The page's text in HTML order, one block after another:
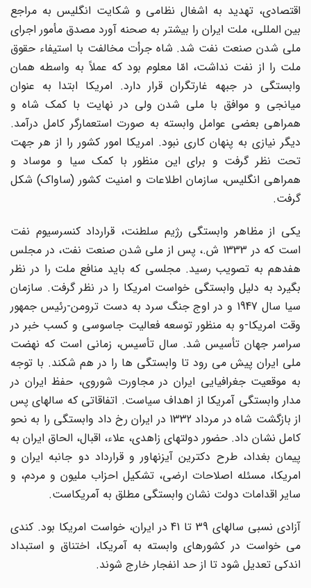
اقتصادی، تهدید به اشغال نظامی و شکایت انگلیس به مراجع
بین المللی، ملت ایران را بیشتر به صحنه آورد مصدق مأمور اجرای
ملی شدن صنعت نفت شد. شاه جرأت مخالفت با استیفاء حقوق
ملت را از نفت نداشت، امّا معلوم بود که عملاً به واسطه همان
وابستگی در جبهه غارتگران قرار دارد. امریکا ابتدا به عنوان
میانجی و موافق با ملی شدن ولی در نهایت با کمک شاه و
همراهی بعضی عوامل وابسته به صورت استعمارگر کامل درآمد.
دیگر نیازی به پنهان کاری نبود. امریکا امور کشور را از هر جهت
تحت نظر گرفت و برای این منظور با کمک سیا و موساد و
همراهی انگلیس، سازمان اطلاعات و امنیت کشور (ساواک) شکل
گرفت.
یکی از مظاهر وابستگی رژیم سلطنت، قرارداد کنسرسیوم نفت
است که در 1333 ش.، پس از ملی شدن صنعت نفت، در مجلس
هفدهم به تصویب رسید. مجلسی که باید منافع ملت را در نظر
بگیرد به دلیل وابستگی خواست امریکا را در نظر گرفت. سازمان
سیا سال 1947 و در اوج جنگ سرد به دست ترومن-رئیس جمهور
وقت امریکا-و به منظور توسعه فعالیت جاسوسی و کسب خبر در
سراسر جهان تأسیس شد. سال تأسیس، زمانی است که نهضت
ملی ایران پیش می رود تا وابستگی ها را در هم شکند. با توجه
به موقعیت جغرافیایی ایران در مجاورت شوروی، حفظ ایران در
مدار وابستگی آمریکا از اهداف سیاست. اتفاقاتی که سالهای پس
از بازگشت شاه در مرداد 1332 در ایران رخ داد وابستگی را به نحو
کامل نشان داد. حضور دولتهای زاهدی، علاء، اقبال، الحاق ایران به
پیمان بغداد، طرح دکترین آیزنهاور و قرارداد دو جانبه ایران و
امریکا، مسئله اصلاحات ارضی، تشکیل احزاب ملیون و مردم، و
سایر اقدامات دولت نشان وابستگی مطلق به آمریکاست.
آزادی نسبی سالهای 39 تا 41 در ایران، خواست امریکا بود. کندی
می خواست در کشورهای وابسته به آمریکا، اختناق و استبداد
اندکی تعدیل شود تا از حد انفجار خارج شوند.